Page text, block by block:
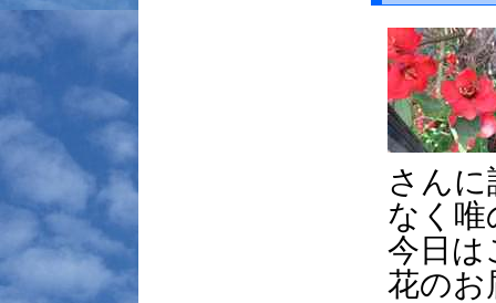
さん
なく唯
今日は
花のお